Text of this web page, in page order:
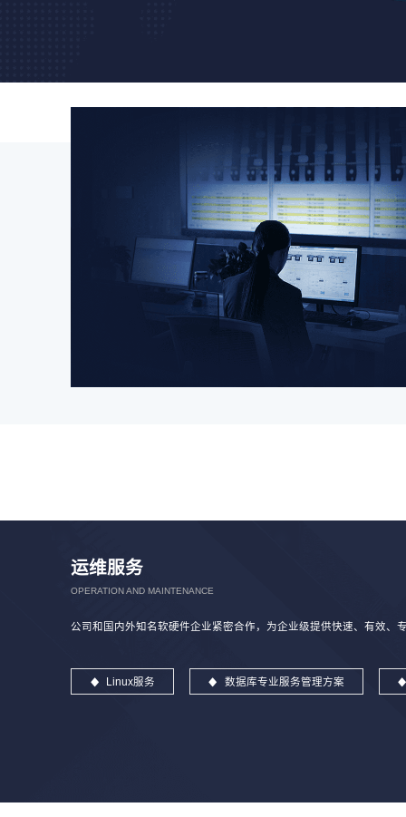
运维服务
OPERATION AND MAINTENANCE
公司和国内外知名软硬件企业紧密合作，为企业级提供快速、有效、
Linux服务 数据库专业服务管理方案